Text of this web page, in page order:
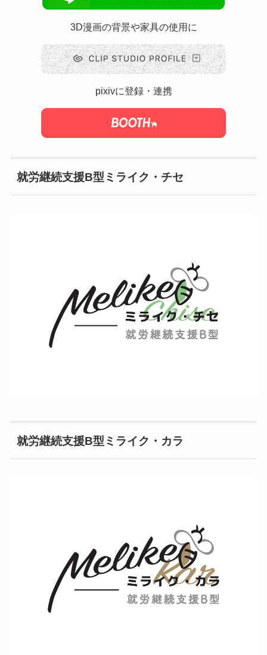
3D漫画の背景や家具の使用に
pixivに登録・連携
就労継続支援B型ミライク・チセ
就労継続支援B型ミライク・カラ